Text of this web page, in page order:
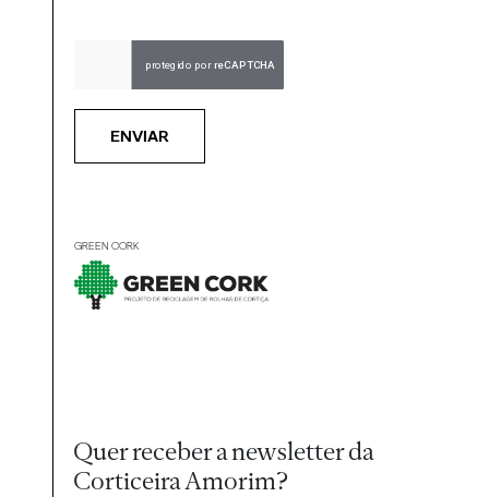
ENVIAR
GREEN CORK
Quer receber a newsletter da
Corticeira Amorim?